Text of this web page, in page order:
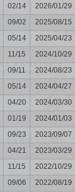
02/14
2026/01/29
09/02
2025/08/15
05/14
2025/04/23
11/15
2024/10/29
09/11
2024/08/23
05/14
2024/04/27
04/20
2024/03/30
01/19
2024/01/03
09/23
2023/09/07
04/21
2023/03/29
11/15
2022/10/29
09/06 2022/08/19